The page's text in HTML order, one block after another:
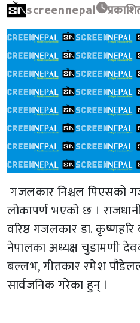
screennepal
गजलकार निश्चल पिएसको
लोकापर्ण भएको छ ।
वरिष्ठ गजलकार डा.
नेपालका अध्यक्ष चुडामणी
बल्लभ, गीतकार रमेश
सार्वजनिक गरेका हुन् ।